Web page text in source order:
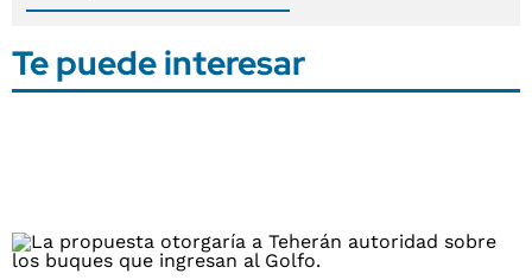
Te puede interesar